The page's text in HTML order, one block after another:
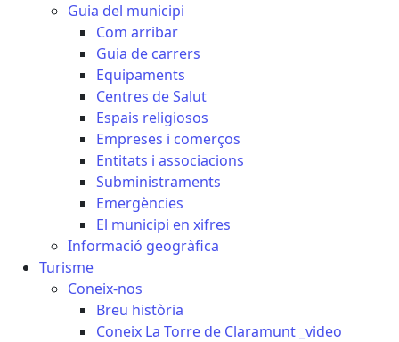
Guia del municipi
Com arribar
Guia de carrers
Equipaments
Centres de Salut
Espais religiosos
Empreses i comerços
Entitats i associacions
Subministraments
Emergències
El municipi en xifres
Informació geogràfica
Turisme
Coneix-nos
Breu història
Coneix La Torre de Claramunt _video